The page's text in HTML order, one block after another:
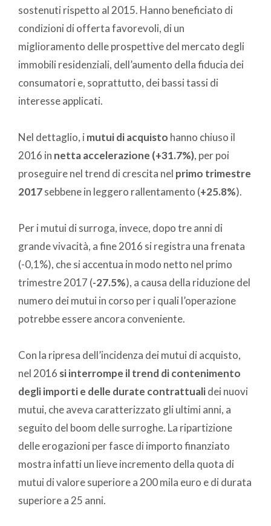
sostenuti rispetto al 2015. Hanno beneficiato di
condizioni di offerta favorevoli, di un
miglioramento delle prospettive del mercato degli
immobili residenziali, dell’aumento della fiducia dei
consumatori e, soprattutto, dei bassi tassi di
interesse applicati.
Nel dettaglio, i mutui di acquisto hanno chiuso il
2016 in netta accelerazione (+31.7%), per poi
proseguire nel trend di crescita nel primo trimestre
2017sebbene in leggero rallentamento (+25.8%).
Per i mutui di surroga, invece, dopo tre anni di
grande vivacità, a fine 2016 si registra una frenata
(-0,1%), che si accentua in modo netto nel primo
trimestre 2017 (-27.5%), a causa della riduzione del
numero dei mutui in corso per i quali l’operazione
potrebbe essere ancora conveniente.
Con la ripresa dell’incidenza dei mutui di acquisto,
nel 2016 si interrompe il trend di contenimento
degli importi e delle durate contrattualidei nuovi
mutui, che aveva caratterizzato gli ultimi anni, a
seguito del boom delle surroghe. La ripartizione
delle erogazioni per fasce di importo finanziato
mostra infatti un lieve incremento della quota di
mutui di valore superiore a 200 mila euro e di durata
superiore a 25 anni.